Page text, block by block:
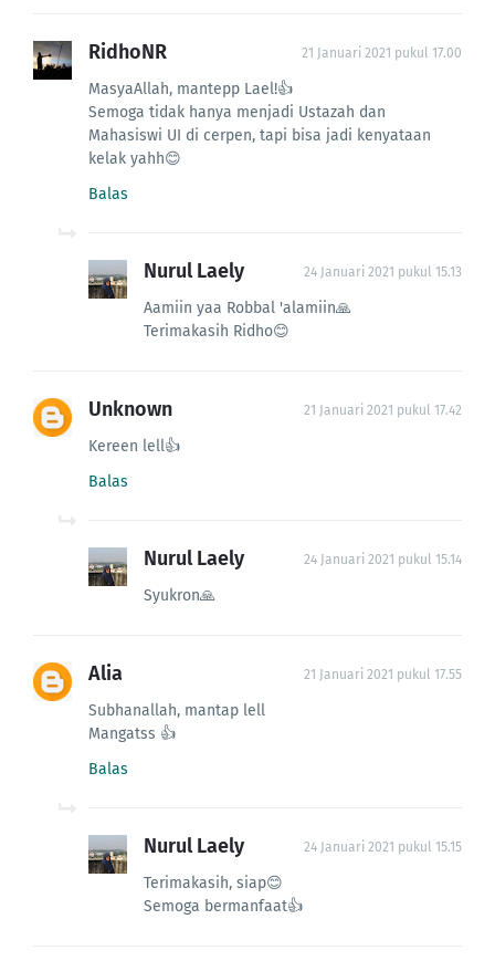
RidhoNR 21 Januari 2021 pukul 17.00
MasyaAllah, mantepp Lael!👍
Semoga tidak hanya menjadi Ustazah dan
Mahasiswi UI di cerpen, tapi bisa jadi kenyataan
kelak yahh😊
Balas
Nurul Laely 24 Januari 2021 pukul 15.13
Aamiin yaa Robbal 'alamiin🙏
Terimakasih Ridho😊
Unknown 21 Januari 2021 pukul 17.42
Kereen lell👍
Balas
Nurul Laely 24 Januari 2021 pukul 15.14
Syukron🙏
Alia 21 Januari 2021 pukul 17.55
Subhanallah, mantap lell
Mangatss 👍
Balas
Nurul Laely 24 Januari 2021 pukul 15.15
Terimakasih, siap😊
Semoga bermanfaat👍